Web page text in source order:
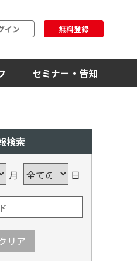
イン 無料登録
セミナー・告知
検索
月 日
リア